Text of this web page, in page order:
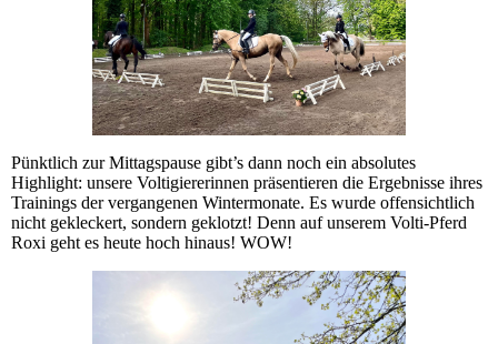
Pünktlich zur Mittagspause gibt’s dann noch ein absolutes
Highlight: unsere Voltigiererinnen präsentieren die Ergebnisse ihres
Trainings der vergangenen Wintermonate. Es wurde offensichtlich
nicht gekleckert, sondern geklotzt! Denn auf unserem Volti-Pferd
Roxi geht es heute hoch hinaus! WOW!